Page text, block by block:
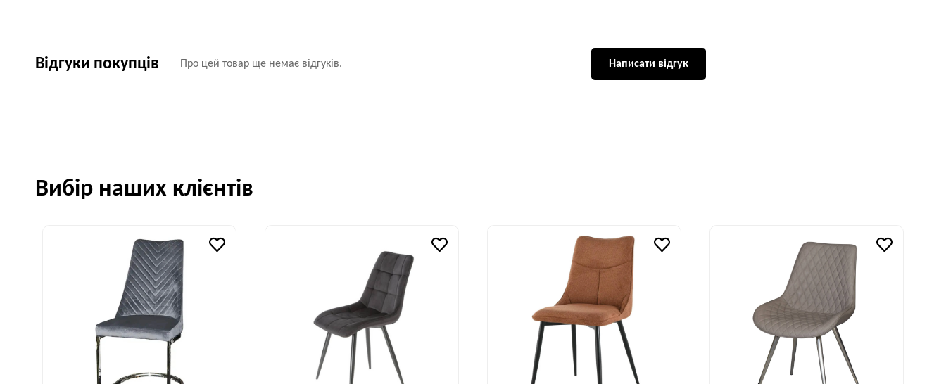
Відгуки покупців Про цей товар ще немає відгуків. Написати відгук
Вибір наших клієнтів